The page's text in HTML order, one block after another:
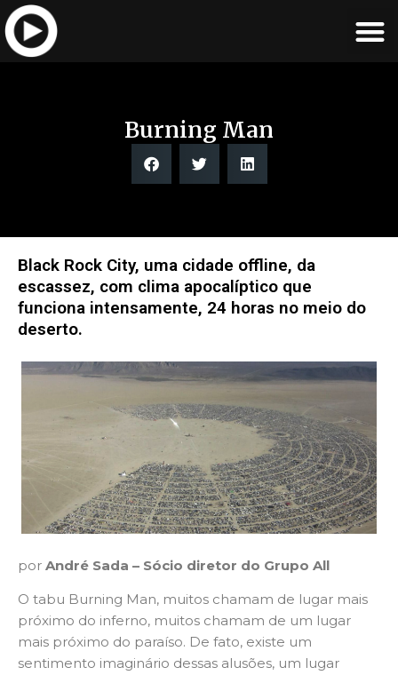
Burning Man
Black Rock City, uma cidade offline, da
escassez, com clima apocalíptico que
funciona intensamente, 24 horas no meio do
deserto.
por André Sada – Sócio diretor do Grupo All
O tabu Burning Man, muitos chamam de lugar mais
próximo do inferno, muitos chamam de um lugar
mais próximo do paraíso. De fato, existe um
sentimento imaginário dessas alusões, um lugar